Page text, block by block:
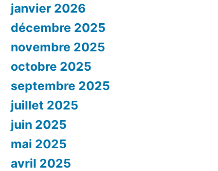
janvier 2026
décembre 2025
novembre 2025
octobre 2025
septembre 2025
juillet 2025
juin 2025
mai 2025
avril 2025